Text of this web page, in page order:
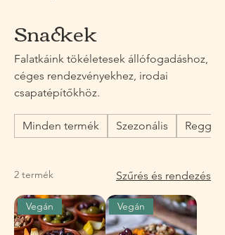
Snackek
Falatkáink tökéletesek állófogadáshoz,
céges rendezvényekhez, irodai
csapatépítőkhöz.
Minden termék Szezonális Reggeli
2 termék Szűrés és rendezés
Vegán Vegán